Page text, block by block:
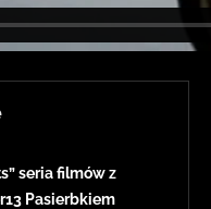
seria filmów z
Pasierbkiem